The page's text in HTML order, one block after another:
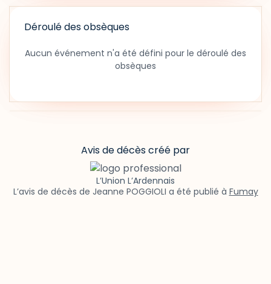
Déroulé des obsèques
Aucun événement n'a été défini pour le déroulé des
obsèques
Avis de décès créé par
L’Union L’Ardennais
L’avis de décès de Jeanne POGGIOLI a été publié à Fumay